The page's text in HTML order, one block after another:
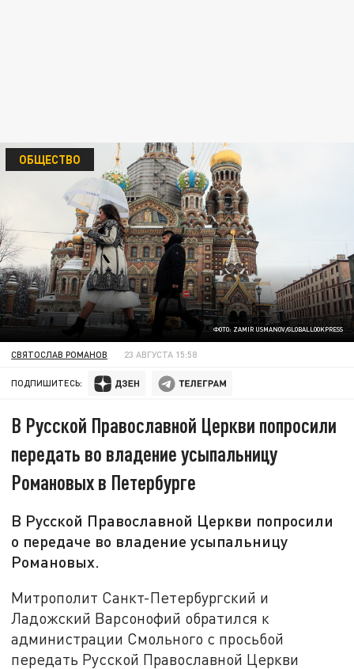
ФОТО: ZAMIR USMANOV/GLOBALLOOKPRESS
ОБЩЕСТВО
СВЯТОСЛАВ РОМАНОВ 23 АВГУСТА 15:58
ПОДПИШИТЕСЬ:
В Русской Православной Церкви попросили
передать во владение усыпальницу
Романовых в Петербурге
В Русской Православной Церкви попросили
о передаче во владение усыпальницу
Романовых.
Митрополит Санкт-Петербургский и
Ладожский Варсонофий обратился к
администрации Смольного с просьбой
передать Русской Православной Церкви